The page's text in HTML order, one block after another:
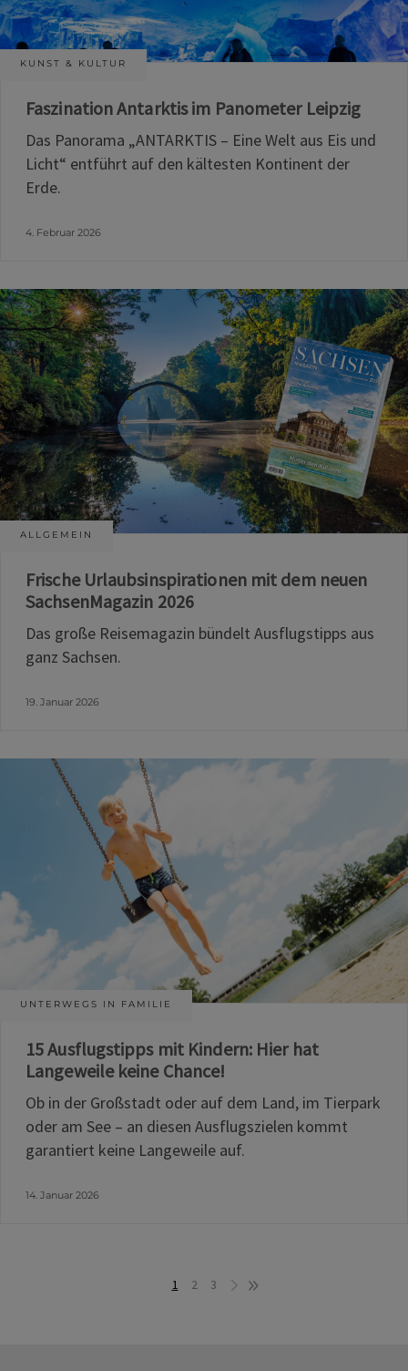
KUNST & KULTUR
Faszination Antarktis im Panometer Leipzig
Das Panorama „ANTARKTIS – Eine Welt aus Eis und
Licht“ entführt auf den kältesten Kontinent der
Erde.
4. Februar 2026
ALLGEMEIN
Frische Urlaubsinspirationen mit dem neuen
SachsenMagazin 2026
Das große Reisemagazin bündelt Ausflugstipps aus
ganz Sachsen.
19. Januar 2026
UNTERWEGS IN FAMILIE
15 Ausflugstipps mit Kindern: Hier hat
Langeweile keine Chance!
Ob in der Großstadt oder auf dem Land, im Tierpark
oder am See – an diesen Ausflugszielen kommt
garantiert keine Langeweile auf.
14. Januar 2026
1 2 3